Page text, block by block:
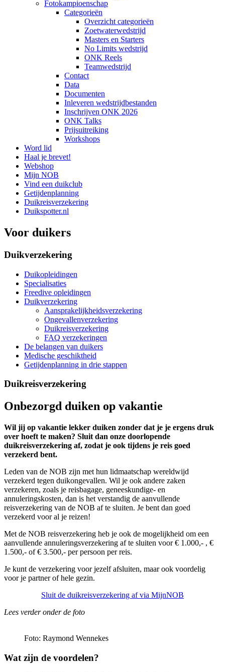
Fotokampioenschap
Categorieën
Overzicht categorieën
Zoetwaterwedstrijd
Masters en Starters
No Limits wedstrijd
ONK Reels
Teamwedstrijd
Contact
Data
Documenten
Inleveren wedstrijdbestanden
Inschrijven ONK 2026
ONK Talks
Prijsuitreiking
Workshops
Word lid
Haal je brevet!
Webshop
Mijn NOB
Vind een duikclub
Getijdenplanning
Duikreisverzekering
Duikspotter.nl
Voor duikers
Duikverzekering
Duikopleidingen
Specialisaties
Freedive opleidingen
Duikverzekering
Aansprakelijkheidsverzekering
Ongevallenverzekering
Duikreisverzekering
FAQ verzekeringen
De belangen van duikers
Medische geschiktheid
Getijdenplanning in drie stappen
Duikreisverzekering
Onbezorgd duiken op vakantie
Wil jij op vakantie lekker duiken zonder dat je je ergens druk
over hoeft te maken? Sluit dan onze doorlopende
duikreisverzekering af, zodat je ook tijdens je reis goed
verzekerd bent.
Leden van de NOB zijn met hun lidmaatschap wereldwijd
verzekerd tegen duikongevallen. Wil je ook andere zaken
verzekeren, zoals je reisbagage, geneeskundige- en
annuleringskosten, dan is het verstandig de aanvullende
reisverzekering van de NOB af te sluiten. Je bent dan goed
verzekerd voor al je reizen!
Met de NOB reisverzekering heb je ook de mogelijkheid om een
aanvullende annuleringsverzekering af te sluiten voor € 1.000,- , €
1.500,- of € 3.500,- per persoon per reis.
Je kunt de verzekering voor jezelf afsluiten, maar ook voordelig
voor je partner of hele gezin.
Sluit de duikreisverzekering af via MijnNOB
Lees verder onder de foto
Foto: Raymond Wennekes
Wat zijn de voordelen?